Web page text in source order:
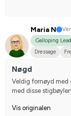
Maria N
Galloping
Dressage
Nøgd
Veldig fornøyd med
med disse
Vis originalen